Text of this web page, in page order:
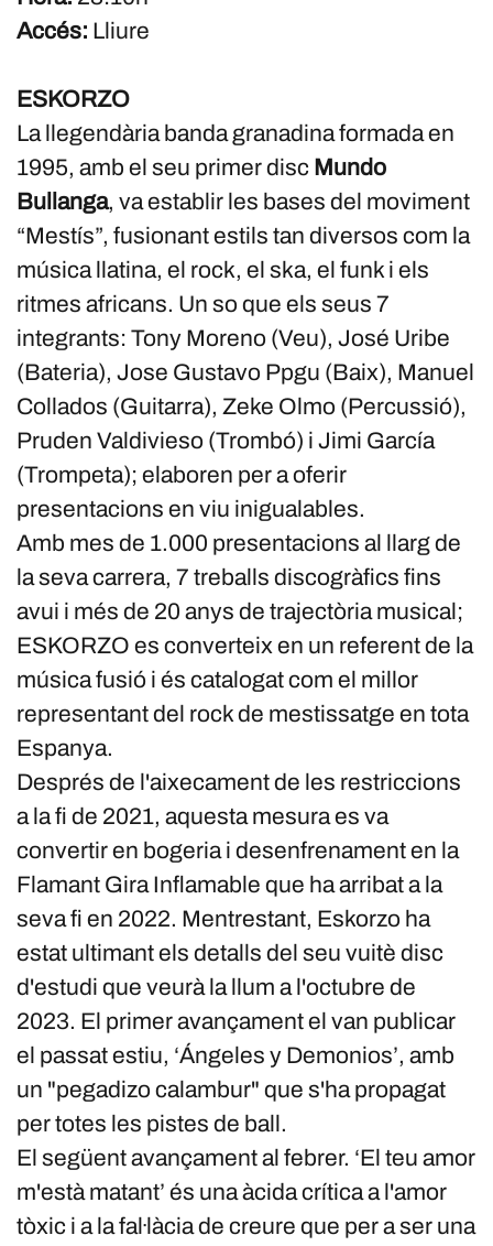
Accés: Lliure
ESKORZO
La llegendària banda granadina formada en
1995, amb el seu primer disc Mundo
Bullanga, va establir les bases del moviment
“Mestís”, fusionant estils tan diversos com la
música llatina, el rock, el ska, el funk i els
ritmes africans. Un so que els seus 7
integrants: Tony Moreno (Veu), José Uribe
(Bateria), Jose Gustavo Ppgu (Baix), Manuel
Collados (Guitarra), Zeke Olmo (Percussió),
Pruden Valdivieso (Trombó) i Jimi García
(Trompeta); elaboren per a oferir
presentacions en viu inigualables.
Amb mes de 1.000 presentacions al llarg de
la seva carrera, 7 treballs discogràfics fins
avui i més de 20 anys de trajectòria musical;
ESKORZO es converteix en un referent de la
música fusió i és catalogat com el millor
representant del rock de mestissatge en tota
Espanya.
Després de l'aixecament de les restriccions
a la fi de 2021, aquesta mesura es va
convertir en bogeria i desenfrenament en la
Flamant Gira Inflamable que ha arribat a la
seva fi en 2022. Mentrestant, Eskorzo ha
estat ultimant els detalls del seu vuitè disc
d'estudi que veurà la llum a l'octubre de
2023. El primer avançament el van publicar
el passat estiu, ‘Ángeles y Demonios’, amb
un "pegadizo calambur" que s'ha propagat
per totes les pistes de ball.
El següent avançament al febrer. ‘El teu amor
m'està matant’ és una àcida crítica a l'amor
tòxic i a la fal·làcia de creure que per a ser una